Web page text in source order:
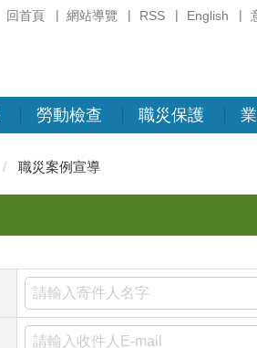
回首頁 網站導覽 RSS English
勞動檢查 職災保護
職災案例宣導